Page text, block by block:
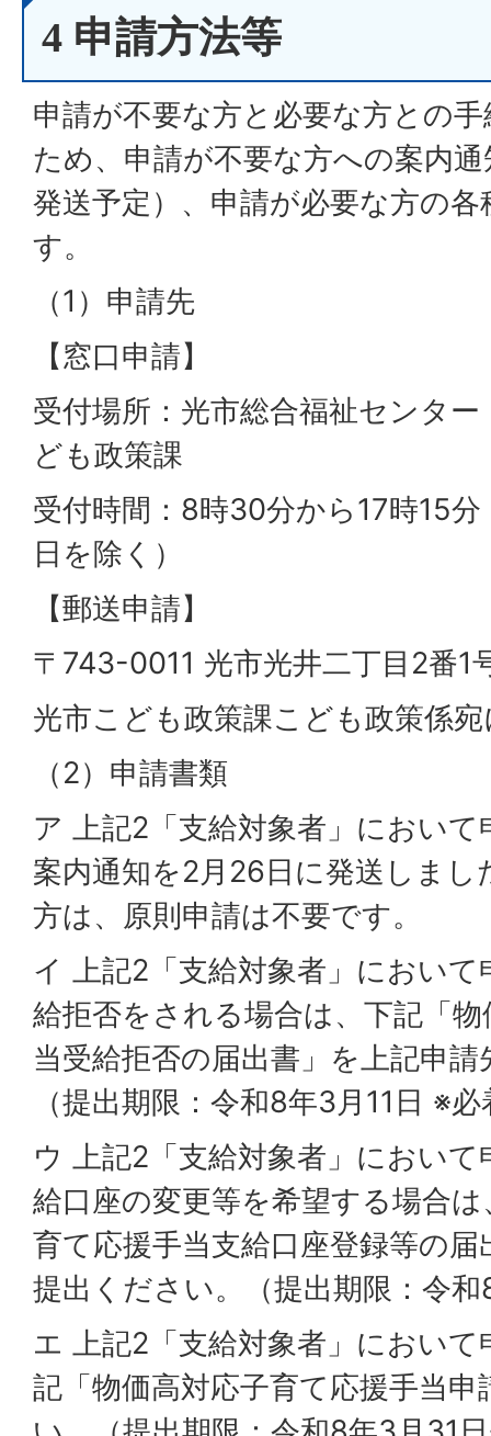
4 申請方法等
申請が不要な方と必要な方との
ため、申請が不要な方への案内
発送予定）、申請が必要な方の
す。
（1）申請先
【窓口申請】
受付場所：光市総合福祉センタ
ども政策課
受付時間：8時30分から17時15
日を除く）
【郵送申請】
〒743-0011 光市光井二丁目2番1
光市こども政策課こども政策係
（2）申請書類
ア 上記2「支給対象者」におい
案内通知を2月26日に発送しまし
方は、原則申請は不要です。
イ 上記2「支給対象者」におい
給拒否をされる場合は、下記「
当受給拒否の届出書」を上記申
（提出期限：令和8年3月11日 ※必
ウ 上記2「支給対象者」におい
給口座の変更等を希望する場合
育て応援手当支給口座登録等の
提出ください。（提出期限：令
エ 上記2「支給対象者」におい
記「物価高対応子育て応援手当